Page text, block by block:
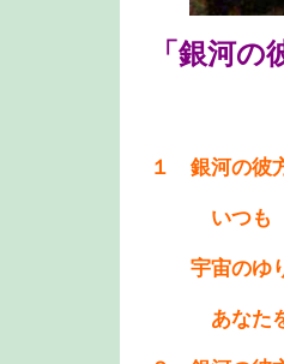
「銀河の
作
１ 銀河の彼
いつも い
宇宙のゆ
あなたを